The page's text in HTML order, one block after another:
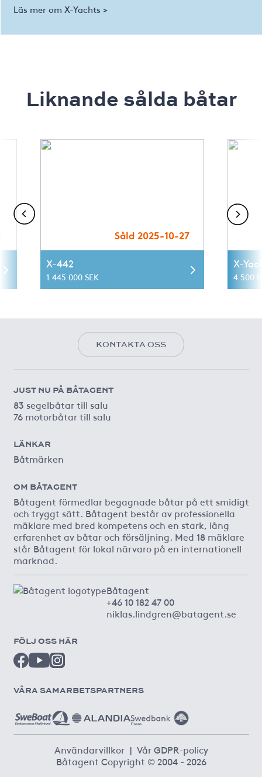
Läs mer om X-Yachts >
Liknande sålda båtar
Såld 2025-10-27
X-442
1 445 000 SEK
X-
4 500
KONTAKTA OSS
JUST NU PÅ BÅTAGENT
83 segelbåtar till salu
76 motorbåtar till salu
LÄNKAR
Båtmärken
OM BÅTAGENT
Båtagent förmedlar begagnade båtar på ett smidigt
och tryggt sätt. Båtagent består av professionella
mäklare med bred kompetens och en stark, lång
erfarenhet av båtar och försäljning. Med 18 mäklare
står Båtagent för lokal närvaro på en internationell
marknad.
Båtagent
+46 10 182 47 00
niklas.lindgren@batagent.se
FÖLJ OSS HÄR
VÅRA SAMARBETSPARTNERS
Användarvillkor | Vår GDPR-policy
Båtagent Copyright © 2004 - 2026